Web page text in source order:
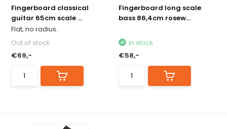
Fingerboard classical
guitar 65cm scale ...
Flat, no radius.
Out of stock
€69,-
Fingerboard long scale
bass 86,4cm rosew...
In stock
€58,-